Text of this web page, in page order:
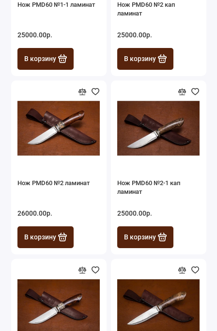
Нож PMD60 №1-1 ламинат
25000.00р.
В корзину
Нож PMD60 №2 кап
ламинат
25000.00р.
В корзину
Нож PMD60 №2 ламинат
26000.00р.
В корзину
Нож PMD60 №2-1 кап
ламинат
25000.00р.
В корзину